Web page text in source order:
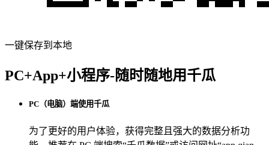
一键保存到本地
PC+App+小程序-随时随地用千瓜
PC（电脑）端使用千瓜
为了更好的用户体验，获得完整且强大的数据分析功